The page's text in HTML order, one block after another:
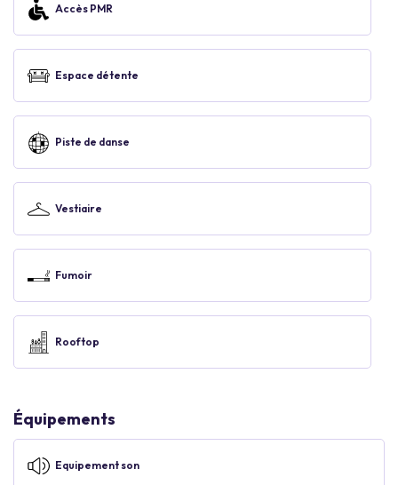
Accès PMR
Espace détente
Piste de danse
Vestiaire
Fumoir
Rooftop
Équipements
Equipement son